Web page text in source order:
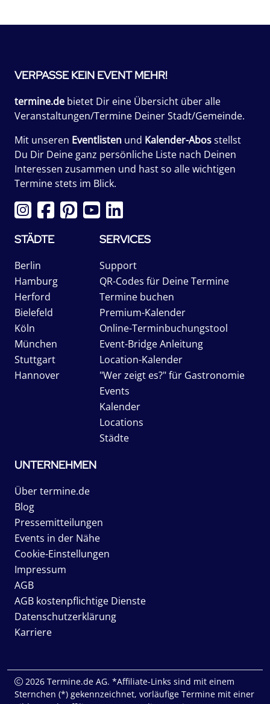
VERPASSE KEIN EVENT MEHR!
termine.de bietet Dir eine Übersicht über alle
Veranstaltungen/Termine Deiner Stadt/Gemeinde.
Mit unseren Eventlisten und Kalender-Abosstellst
Du Dir Deine ganz persönliche Liste nach Deinen
Interessen zusammen und hast so alle wichtigen
Termine stets im Blick.
STÄDTE
Berlin
Hamburg
Herford
Bielefeld
Köln
München
Stuttgart
Hannover
SERVICES
Support
QR-Codes für Deine Termine
Termine buchen
Premium-Kalender
Online-Terminbuchungstool
Event-Bridge Anleitung
Location-Kalender
"Wer zeigt es?" für Gastronomie
Events
Kalender
Locations
Städte
UNTERNEHMEN
Über termine.de
Blog
Pressemitteilungen
Events in der Nähe
Cookie-Einstellungen
Impressum
AGB
AGB kostenpflichtige Dienste
Datenschutzerklärung
Karriere
2026 Termine.de AG. *Affiliate-Links sind mit einem
Sternchen (*) gekennzeichnet, vorläufige Termine mit einer